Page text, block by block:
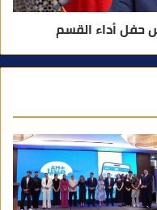
حفل أداء القسم